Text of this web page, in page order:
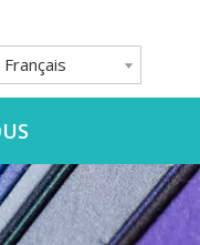
Français